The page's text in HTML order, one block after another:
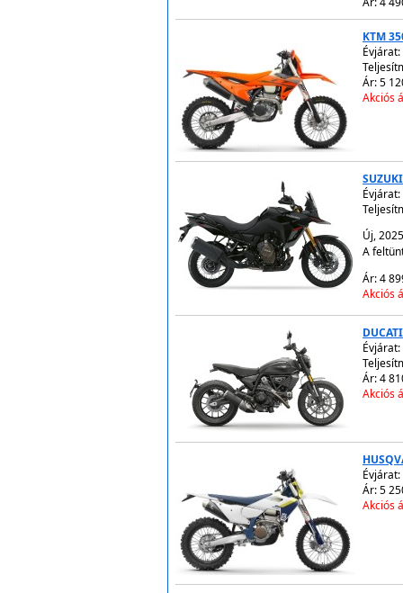
KTM
Évjárat:
Ár: 5
Akciós
Évjárat:
Új,
A
Ár: 4
Akciós
Évjárat:
Ár: 4
Akciós
Évjárat:
Ár: 5
Akciós